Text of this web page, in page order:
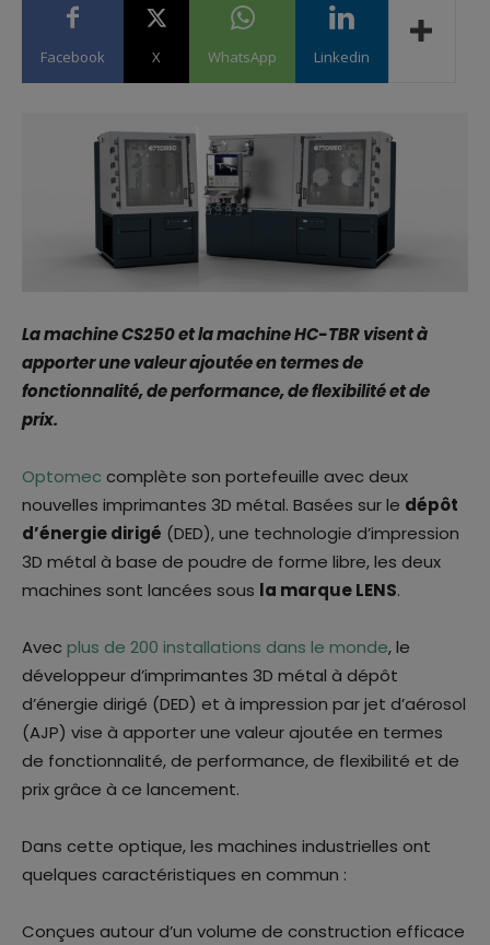
Facebook X WhatsApp Linkedin
La machine CS250 et la machine HC-TBR visent à
apporter une valeur ajoutée en termes de
fonctionnalité, de performance, de flexibilité et de
prix.
Optomec complète son portefeuille avec deux
nouvelles imprimantes 3D métal. Basées sur le dépôt
d’énergie dirigé (DED), une technologie d’impression
3D métal à base de poudre de forme libre, les deux
machines sont lancées sous la marque LENS.
Avecplus de 200 installations dans le monde, le
développeur d’imprimantes 3D métal à dépôt
d’énergie dirigé (DED) et à impression par jet d’aérosol
(AJP) vise à apporter une valeur ajoutée en termes
de fonctionnalité, de performance, de flexibilité et de
prix grâce à ce lancement.
Dans cette optique, les machines industrielles ont
quelques caractéristiques en commun :
Conçues autour d’un volume de construction efficace